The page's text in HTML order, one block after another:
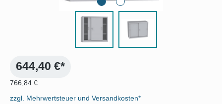
644,40 €*
766,84 €
zzgl. Mehrwertsteuer und Versandkosten*